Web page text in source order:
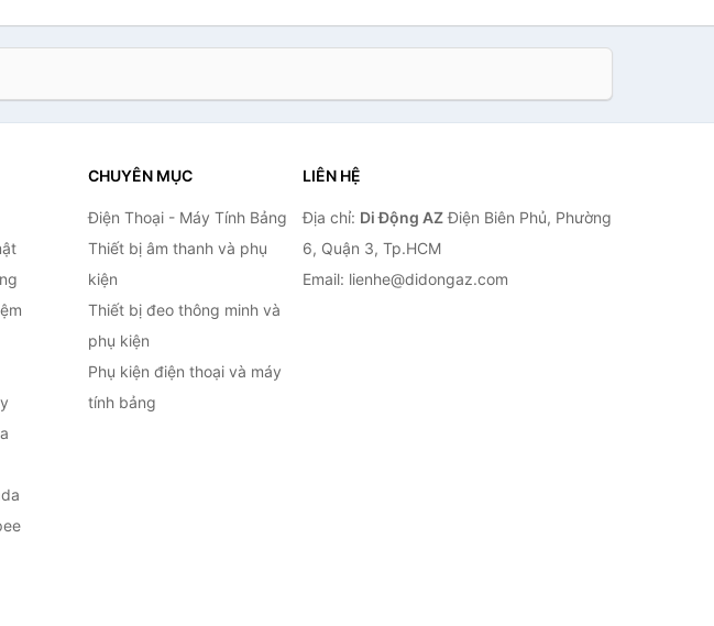
CHUYÊN MỤC
Điện Thoại - Máy Tính Bảng
Thiết bị âm thanh và phụ
kiện
Thiết bị đeo thông minh và
phụ kiện
Phụ kiện điện thoại và máy
tính bảng
LIÊN HỆ
Địa chỉ: Di Động AZĐiện Biên Phủ, Phường
6, Quận 3, Tp.HCM
Email: lienhe@didongaz.com